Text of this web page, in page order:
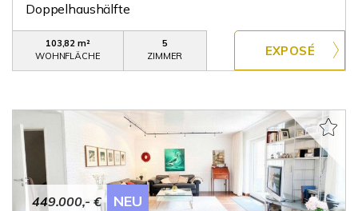
Doppelhaushälfte
103,82 m²
WOHNFLÄCHE
5
ZIMMER
449.000,- € NEU